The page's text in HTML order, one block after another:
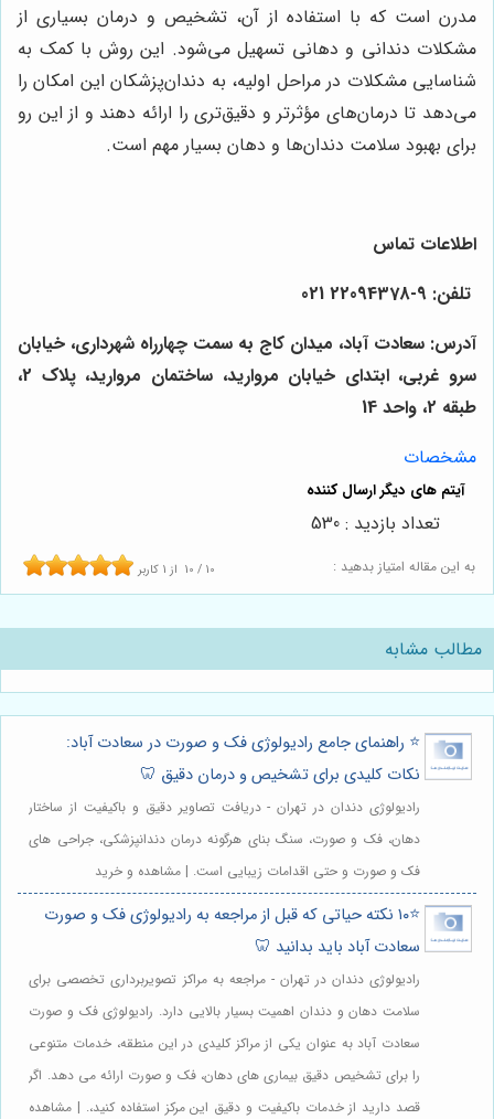
مدرن است که با استفاده از آن، تشخیص و درمان بسیاری از
مشکلات دندانی و دهانی تسهیل می‌شود. این روش با کمک به
شناسایی مشکلات در مراحل اولیه، به دندان‌پزشکان این امکان را
می‌دهد تا درمان‌های مؤثرتر و دقیق‌تری را ارائه دهند و از این رو
برای بهبود سلامت دندان‌ها و دهان بسیار مهم است.
اطلاعات تماس
تلفن: 9-22094378 021
آدرس: سعادت آباد، میدان کاج به سمت چهارراه شهرداری، خیابان
سرو غربی، ابتدای خیابان مروارید، ساختمان مروارید، پلاک 2،
طبقه 2، واحد 14
مشخصات
به این مقاله امتیاز بدهید : 10 / 10 از 1 کاربر
تعداد بازدید : 530
مطالب مشابه
⭐️ راهنمای جامع رادیولوژی فک و صورت در سعادت آباد:
نکات کلیدی برای تشخیص و درمان دقیق 🦷
رادیولوژی دندان در تهران - دریافت تصاویر دقیق و باکیفیت از ساختار
دهان، فک و صورت، سنگ بنای هرگونه درمان دندانپزشکی، جراحی های
فک و صورت و حتی اقدامات زیبایی است. | مشاهده و خرید
⭐️۱۰ نکته حیاتی که قبل از مراجعه به رادیولوژی فک و صورت
سعادت آباد باید بدانید 🦷
رادیولوژی دندان در تهران - مراجعه به مراکز تصویربرداری تخصصی برای
سلامت دهان و دندان اهمیت بسیار بالایی دارد. رادیولوژی فک و صورت
سعادت آباد به عنوان یکی از مراکز کلیدی در این منطقه، خدمات متنوعی
را برای تشخیص دقیق بیماری های دهان، فک و صورت ارائه می دهد. اگر
قصد دارید از خدمات باکیفیت و دقیق این مرکز استفاده کنید،. | مشاهده